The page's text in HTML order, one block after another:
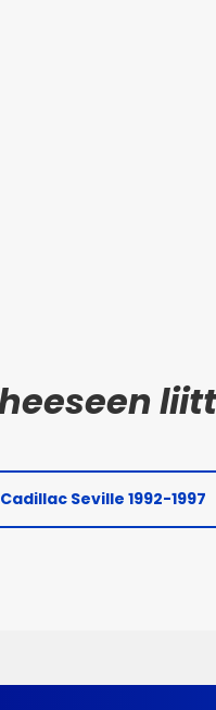
Cadillac Seville 1992-1997